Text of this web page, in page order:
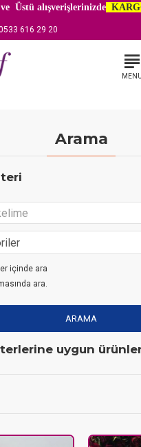
Üstü alışverişlerinizde
616 29 20
Arama
içinde ara
ara.
ARAMA
uygun